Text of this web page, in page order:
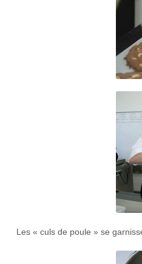
Les « culs de poule » se